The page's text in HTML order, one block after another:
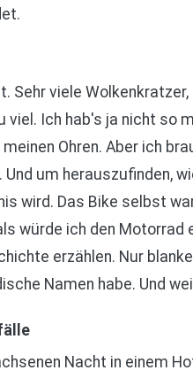
Sehr viele
viel. Ich hab's ja nicht so
Ohren. Aber ich
Und um herauszufinden,
wird. Das Bike selbst
würde ich den Motorrad
erzählen. Nur
Namen habe. Und
Nacht in einem